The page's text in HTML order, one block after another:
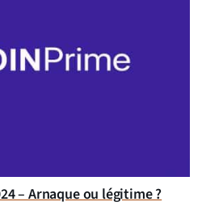
– Arnaque ou légitime ?